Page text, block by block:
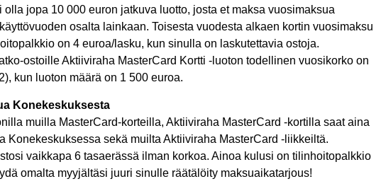
olla jopa 10 000 euron jatkuva luotto, josta et maksa vuosimaksua
osalta lainkaan. Toisesta vuodesta alkaen kortin vuosimaksu
on 4 euroa/lasku, kun sinulla on laskutettavia ostoja.
ostoille Aktiiviraha MasterCard Kortti -luoton todellinen vuosikorko on
kun luoton määrä on 1 500 euroa.
Konekeskuksesta
muilla MasterCard-korteilla, Aktiiviraha MasterCard -kortilla saat aina
Konekeskuksessa sekä muilta Aktiiviraha MasterCard -liikkeiltä.
vaikkapa 6 tasaerässä ilman korkoa. Ainoa kulusi on tilinhoitopalkkio
omalta myyjältäsi juuri sinulle räätälöity maksuaikatarjous!